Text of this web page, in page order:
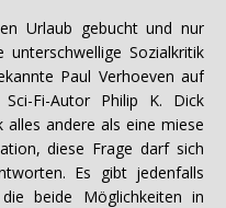
Urlaub gebucht und nur
Sozialkritik
Paul Verhoeven auf
Fi-Autor Philip K. Dick
andere als eine miese
diese Frage darf sich
Es gibt jedenfalls
beide Möglichkeiten in